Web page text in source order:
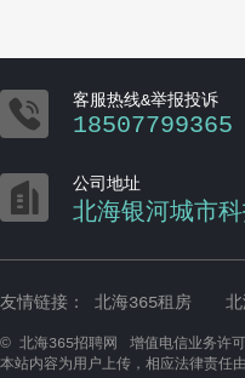
 客服热线&举报投诉
18507799365
 公司地址
北海银河城市
友情链接： 北海365租房
© 北海365招聘网 增值电信业务许
本站内容为用户上传，相应法律责任